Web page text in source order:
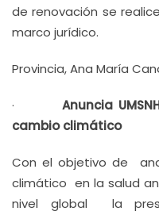
de renovación se
marco jurídico.
Provincia, Ana María
· Anuncia
cambio climático
Con el objetivo de
climático en la salud
nivel global la